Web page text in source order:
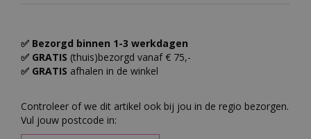
✅ Bezorgd binnen 1-3 werkdagen
✅ GRATIS (thuis)bezorgd vanaf € 75,-
✅ GRATIS afhalen in de winkel
Controleer of we dit artikel ook bij jou in de regio bezorgen.
Vul jouw postcode in: